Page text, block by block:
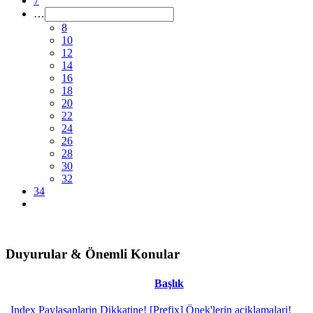
…
8
10
12
14
16
18
20
22
24
26
28
30
32
34
Duyurular & Önemli Konular
Başlık
Index Paylasanlarin Dikkatine! [Prefix] Önek'lerin aciklamalari!